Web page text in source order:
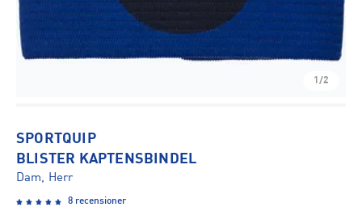
1/2
SPORTQUIP
BLISTER KAPTENSBINDEL
Dam, Herr
8 recensioner